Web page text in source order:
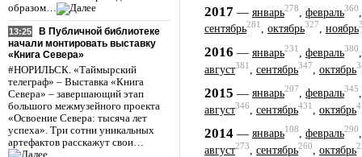
образом…
13:25
В Публичной библиотеке
начали монтировать выставку
«Книга Севера»
#НОРИЛЬСК. «Таймырский
телеграф» – Выставка «Книга
Севера» – завершающий этап
большого межмузейного проекта
«Освоение Севера: тысяча лет
успеха». Три сотни уникальных
артефактов расскажут свои…
2017 — январь278 февраль360
сентябрь281, октябрь327, ноябрь
2016 — январь231 февраль380
август381 сентябрь347 октябрь
2015 — январь207, февраль345
август346 сентябрь431 октябрь
2014 — январь108, февраль290
август273 сентябрь260 октябрь